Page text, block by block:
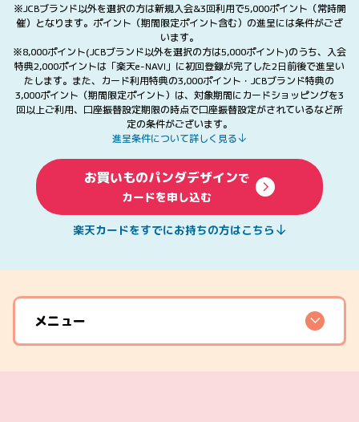
※JCBブランド以外を選択の方は新規入会&3回利用で5,000ポイント（常時開
催）となります。ポイント（期間限定ポイント含む）の進呈には条件がござ
います。
※8,000ポイント(JCBブランド以外を選択の方は5,000ポイント)のうち、入会
特典2,000ポイントは「楽天e-NAVI」に初回登録が完了した2日前後で進呈い
たします。また、カード利用特典の3,000ポイント・JCBブランド特典の
3,000ポイント（期間限定ポイント）は、対象期間にカードショッピングを3
回以上ご利用、口座振替設定期限の時点で口座振替設定がされているなど所
定の条件がございます。
進呈条件について詳しく見る
お買いものパンダデザインで
カードを申し込む
楽天カードをすでにお持ちの方はこちら
メニュー